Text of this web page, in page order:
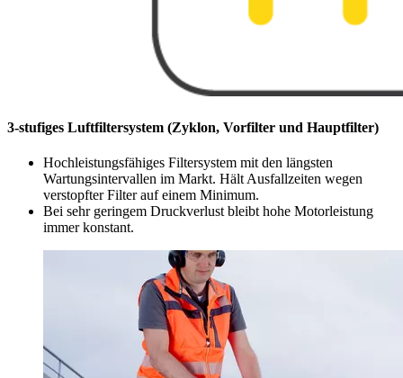
3-stufiges Luftfiltersystem (Zyklon, Vorfilter und Hauptfilter)
Hochleistungsfähiges Filtersystem mit den längsten
Wartungsintervallen im Markt. Hält Ausfallzeiten wegen
verstopfter Filter auf einem Minimum.
Bei sehr geringem Druckverlust bleibt hohe Motorleistung
immer konstant.